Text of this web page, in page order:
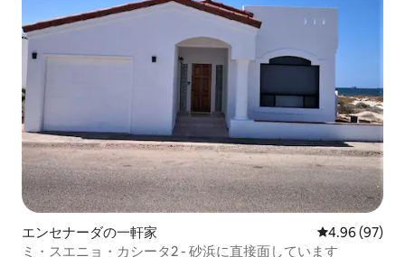
エンセナーダの一軒家 レビュー97
4.96 (97)
ミ・スエニョ・カシータ2 - 砂浜に直接面しています